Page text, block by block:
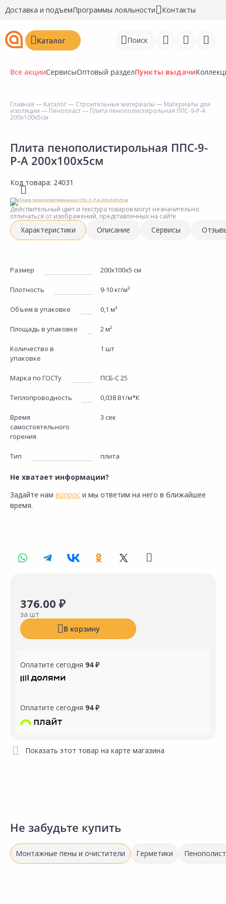
Доставка и подъемПрограммы лояльности Контакты
Каталог Поиск
Перейти к сравнению
Недавно просмотренные
товары
Все акцииСервисыОптовый разделПункты выдачи
Главная — Каталог— Строительные материалы — Материалы для
изоляции — Пенопласт— Плита пенополистирольная ППС-9-Р-А
200х100х5см
Плита пенополистирольная ППС-9-
Р-А 200х100х5см
Код товара: 24031
Действительный цвет и текстура товаров могут незначительно
отличаться от изображений, представленных на сайте
Характеристики Описание Сервисы
Размер 200х100х5 см
Плотность 9-10 кг/м³
Объем в упаковке 0,1 м³
Площадь в упаковке 2 м²
Количество в
упаковке
1 шт
Марка по ГОСТу ПСБ-С 25
Теплопроводность 0,038 Вт/м*К
Время
самостоятельного
горения
3 сек
Тип плита
Не хватает информации?
Задайте нам вопрос и мы ответим на него в ближайшее
время.
376.00 ₽
за шт
В корзину
Оплатите сегодня 94 ₽
Оплатите сегодня 94 ₽
Показать этот товар на карте магазина
Не забудьте купить
Монтажные пены и очистители Герметики